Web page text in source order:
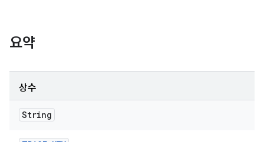
요약
상수
String